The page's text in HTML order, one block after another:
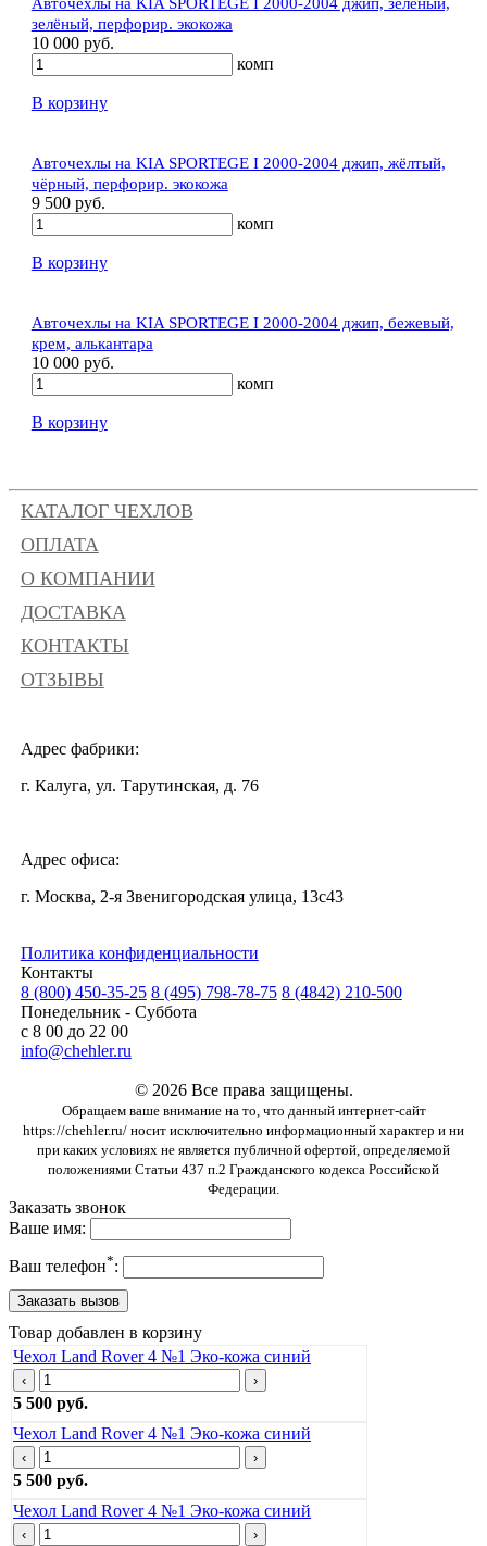
зелёный, перфорир. экокожа
10 000 руб.
комп
В корзину
Авточехлы на KIA SPORTEGE I 2000-2004 джип, жёлтый,
чёрный, перфорир. экокожа
9 500 руб.
комп
В корзину
Авточехлы на KIA SPORTEGE I 2000-2004 джип, бежевый,
крем, алькантара
10 000 руб.
комп
В корзину
КАТАЛОГ ЧЕХЛОВ
ОПЛАТА
О КОМПАНИИ
ДОСТАВКА
КОНТАКТЫ
ОТЗЫВЫ
Адрес фабрики:
г. Калуга, ул. Тарутинская, д. 76
Адрес офиса:
г. Москва, 2-я Звенигородская улица, 13с43
Политика конфиденциальности
Контакты
8 (800) 450-35-25 8 (495) 798-78-75 8 (4842) 210-500
Понедельник - Суббота
с 8 00 до 22 00
info@chehler.ru
© 2026 Все права защищены.
Обращаем ваше внимание на то, что данный интернет-сайт
https://chehler.ru/ носит исключительно информационный характер и ни
при каких условиях не является публичной офертой, определяемой
положениями Статьи 437 п.2 Гражданского кодекса Российской
Федерации.
Заказать звонок
Ваше имя:
Ваш телефон*:
Товар добавлен в корзину
Чехол Land Rover 4 №1 Эко-кожа синий
‹ ›
5 500 руб.
Чехол Land Rover 4 №1 Эко-кожа синий
‹ ›
5 500 руб.
Чехол Land Rover 4 №1 Эко-кожа синий
‹ ›